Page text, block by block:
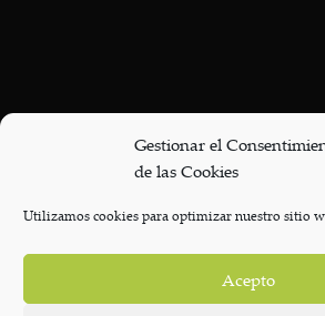
Gestionar el
de las Cookies
Utilizamos cookies para optimizar nuestro sitio
Acepto
Consultas de ayurveda
Masajes de ayurveda